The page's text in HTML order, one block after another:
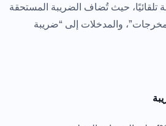
تلقائيًا، حيث تُضاف الضريبة المستحقة
والمدخلات إلى “ضريبة